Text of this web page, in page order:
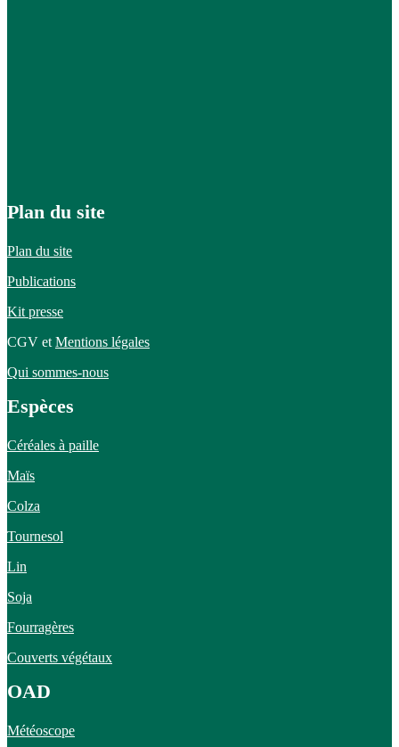
Plan du site
Plan du site
Publications
Kit presse
CGV etMentions légales
Qui sommes-nous
Espèces
Céréales à paille
Maïs
Colza
Tournesol
Lin
Soja
Fourragères
Couverts végétaux
OAD
Météoscope